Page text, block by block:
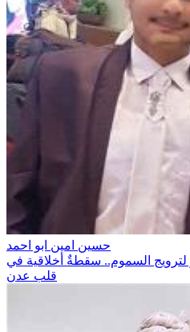
حسين امين ابو احمد
لترويج السموم.. سقطةٌ أخلاقية في
قلب عدن